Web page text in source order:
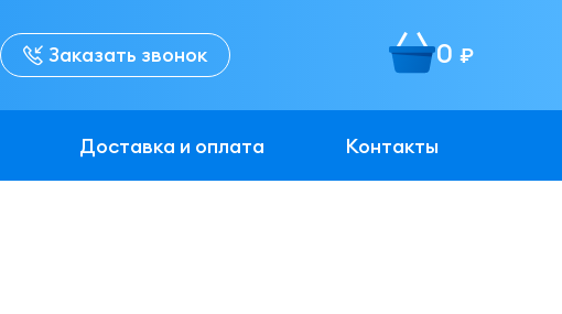
Заказать звонок 0 руб.
Доставка и оплата Контакты